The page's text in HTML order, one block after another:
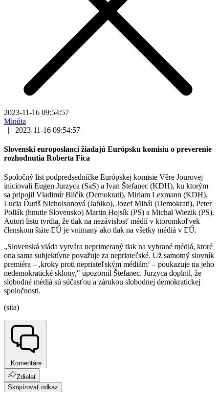
2023-11-16 09:54:57
Minúta
|
2023-11-16 09:54:57
Slovenskí europoslanci žiadajú Európsku komisiu o preverenie
rozhodnutia Roberta Fica
Spoločný list podpredsedníčke Európskej komisie Věre Jourovej
iniciovali Eugen Jurzyca (SaS) a Ivan Štefanec (KDH), ku ktorým
sa pripojil Vladimír Bilčík (Demokrati), Miriam Lexmann (KDH),
Lucia Ďuriš Nicholsonová (Jablko), Jozef Mihál (Demokrati), Peter
Pollák (hnutie Slovensko) Martin Hojsík (PS) a Michal Wiezik (PS).
Autori listu tvrdia, že tlak na nezávislosť médií v ktoromkoľvek
členskom štáte EÚ je vnímaný ako tlak na všetky médiá v EÚ.
„Slovenská vláda vytvára neprimeraný tlak na vybrané médiá, ktoré
ona sama subjektívne považuje za nepriateľské. Už samotný slovník
premiéra – ,kroky proti nepriateľským médiám‘ – poukazuje na jeho
nedemokratické sklony," upozornil Štefanec. Jurzyca doplnil, že
slobodné médiá sú súčasťou a zárukou slobodnej demokratickej
spoločnosti.
(sita)
Komentáre
Zdielať
Skopírovať odkaz